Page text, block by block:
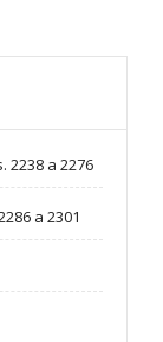
2238 a 2276
a 2301